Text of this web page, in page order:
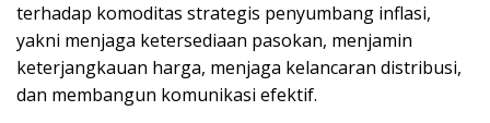
terhadap komoditas strategis penyumbang inflasi,
yakni menjaga ketersediaan pasokan, menjamin
keterjangkauan harga, menjaga kelancaran distribusi,
dan membangun komunikasi efektif.